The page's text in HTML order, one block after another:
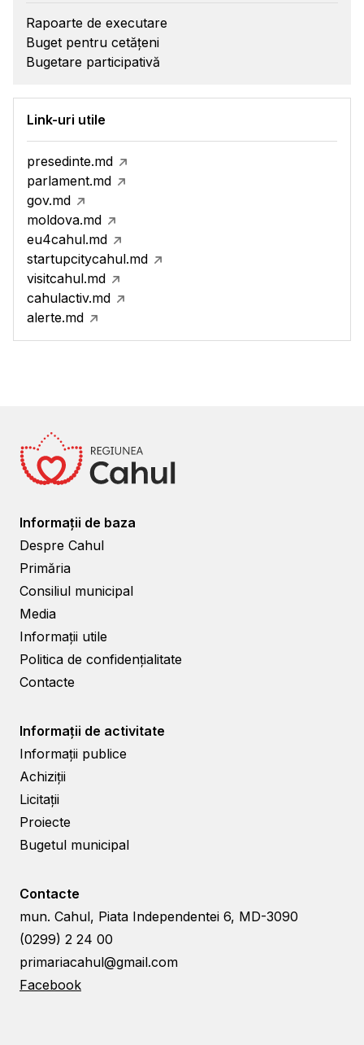
Rapoarte de executare
Buget pentru cetățeni
Bugetare participativă
Link-uri utile
presedinte.md
parlament.md
gov.md
moldova.md
eu4cahul.md
startupcitycahul.md
visitcahul.md
cahulactiv.md
alerte.md
Informații de baza
Despre Cahul
Primăria
Consiliul municipal
Media
Informații utile
Politica de confidențialitate
Contacte
Informații de activitate
Informații publice
Achiziții
Licitații
Proiecte
Bugetul municipal
Contacte
mun. Cahul, Piata Independentei 6, MD-3090
(0299) 2 24 00
primariacahul@gmail.com
Facebook